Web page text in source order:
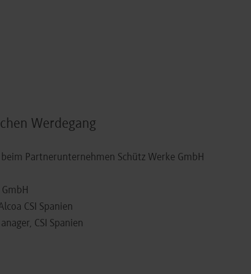
Werdegang
Partnerunternehmen Schütz Werke GmbH
CSI Spanien
CSI Spanien